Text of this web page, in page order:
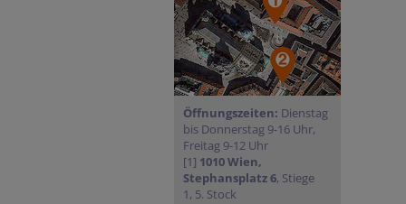
Öffnungszeiten: Dienstag
bis Donnerstag 9-16 Uhr,
Freitag 9-12 Uhr
[1] 1010 Wien,
Stephansplatz 6, Stiege
1, 5. Stock